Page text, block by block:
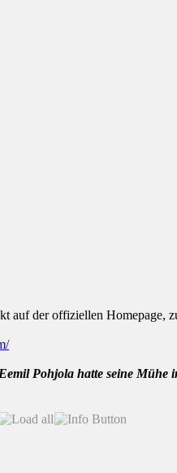
der offiziellen Homepage,
Pohjola hatte seine Mühe